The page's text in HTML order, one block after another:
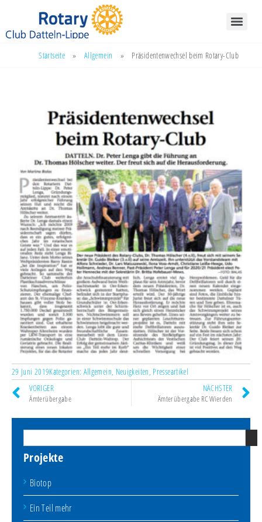
Startseite » Allgemein » Präsidentenwechsel beim Rotary-Club
Projekte
Biotop
Ein Teil mehr
29 Juni 2019Kategorien: Allgemein, Neuigkeiten, Presseartikel
VORIGER
Ämterübergabe
NÄCHSTER
Ämterübergabe RC Wierden